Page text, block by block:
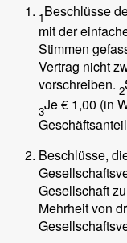
1Beschlüsse
mit der
Stimmen
Vertrag nicht
vorschreiben. 2
3Je € 1,00 (in
Beschlüsse,
Gesellschaft
Mehrheit von